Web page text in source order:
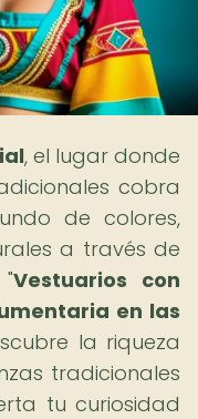
, el lugar donde
cobra
de colores,
a través de
Vestuarios con
en las
la riqueza
tradicionales
tu curiosidad